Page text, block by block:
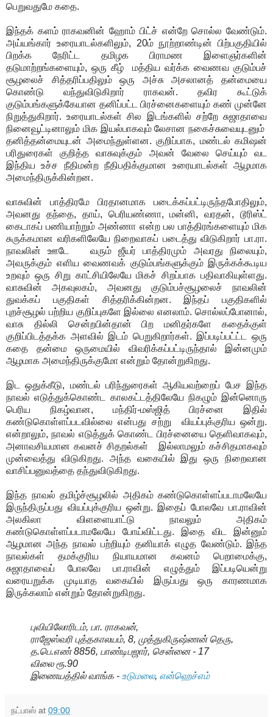
பெறுவதுமே கதை.
இந்தக் களம் ராகவனின் ஹோம் பிட்ச் என்றே சொல்ல வேண்டும்.
அய்யங்கார் உரையாடல்களிலும், 20ம் நூற்றாண்டின் பிற்பகுதியில்
பிறக்க நேரிட்ட தமிழக பிராமண இளைஞர்களின்
தடுமாற்றங்களையும், ஒரு கீழ் மத்திய வர்க்க வைணவ குடும்பச்
சூழலைச் சித்தரிப்பதிலும் ஒரு அச்சு அசலானத் தன்மையை
கொண்டு வந்துவிடுகிறார் ராகவன். தவிர கூட்டுக்
குடும்பங்களுக்கேயான தனிப்பட்ட பிரச்னைகளையும் கண் முன்னே
நிறுத்துகிறார். உரையாடல்கள் சில இடங்களில் சற்றே சுஜாதாவை
நினைவூட்டினாலும் மிக இயல்பாகவும் லேசான நகைச்சுவையுடனும்
தனித்தன்மையுடன் அமைந்துள்ளன. குறிப்பாக, மண்டல் கமிஷன்
பரிதுரைகள் குறித்த வாசுவுக்கும் அவன் வேலை செய்யும் வட
இந்திய உச்ச நீதிமன்ற நீதிபதிக்குமான உரையாடல்கள் ஆழமாக
அமைந்திருக்கின்றன.
வாசுவின் பாத்திரமே பிரதானமாக படைக்கப்பட்டிருந்தபோதிலும்,
அவனது தந்தை, தாய், பெரியண்ணா, மன்னி, வரதன், டூரிஸ்ட்
கைடாகப் பணியாற்றும் அண்ணா என்ற பல பாத்திரங்களையும் மிக
சுருக்கமான வரிகளிலேயே நிறைவாகப் படைத்து விடுகிறார் பா.ரா.
நாவலின் ஊடே வரும் ஜீயர் பாத்திரமும் அவரது நிலையும்,
அவருக்கும் எளிய வைணவக் குடும்பங்களுக்கும் இருக்கக்கூடிய
உறவும் ஒரு சிறு காட்சியிலேயே மிகச் சிறப்பாக பதிவாகியுள்ளது.
வாசுவின் அகவுலகம், அவனது குடும்பச்சூழலைச் நாவலின்
துவக்கப் பகுதிகள் சித்தரிக்கின்றன. இந்தப் பகுதிகளில்
புறச்சூழல் பற்றிய குறிப்புகளே இல்லை எனலாம். சொல்லப்போனால்,
வாசு தில்லி சென்றபின்தான் பிற மனிதர்களே கதைக்குள்
குறிப்பிடத்தக்க அளவில் இடம் பெறுகிறார்கள். இப்படிப்பட்ட்ட ஒரு
கதை தன்மை ஒருமையில் விவரிக்கப்பட்டிருந்தால் இன்னமும்
ஆழமாக அமைந்திருக்குமோ என்றும் தோன்றுகிறது.
இட ஒதுக்கீடு, மண்டல் பரிந்துரைகள் ஆகியவற்றைப் பேச இந்த
நாவல் எடுத்துக்கொண்ட காலகட்டத்திலேயே நிகழும் இன்னொரு
பெரிய நிகழ்வான, மந்திர்-மஸ்ஜித் பிரச்னை இதில்
கண்டுகொள்ளப்படவில்லை என்பது சற்று வியப்புக்குரிய ஒன்று.
என்றாலும், நாவல் எடுத்துக் கொண்ட பிரச்னையை தெளிவாகவும்,
அனாவசியமான கவனச் சிதறல்கள் இல்லாமலும் கச்சிதமாகவும்
முன்வைத்து விடுகிறது. அந்த வகையில் இது ஒரு நிறைவான
வாசிப்பனுவத்தை தந்துவிடுகிறது.
இந்த நாவல் தமிழ்ச்சூழலில் அதிகம் கண்டுகொள்ளப்படாமலேயே
இருந்திருப்பது வியப்புக்குரிய ஒன்று. இதைப் போலவே பா.ராவின்
அலகிலா விளளையாட்டு நாவலும் அதிகம்
கண்டுகொள்ளப்படாமலேயே போய்விட்டது. இதை விட இன்னும்
ஆழமான அந்த நாவல் பற்றியும் தனியாக் எழுத வேண்டும். இந்த
நாவல்கள் தமக்குரிய நியாயமான கவனம் பெறாமைக்கு,
சுஜாதாவைப் போலவே பா.ராவின் எழுத்தும் இப்படியென்று
வரையறுக்க முடியாத வகையில் இருப்பது ஒரு காரணமாக
இருக்கலாம் என்றும் தோன்றுகிறது.
புவியிலோரிடம், பா. ராகவன்,
ராஜேஸ்வரி புத்தகாலயம், 8, முத்துகிருஷ்ணன் தெரு,
த.பெ.எண் 8856, பாண்டிபஜார், சென்னை - 17
விலை ரூ.90
இணையத்தில் வாங்க - உடுமலை, என்ஹெச்எம்
நட்பாஸ் at 09:00